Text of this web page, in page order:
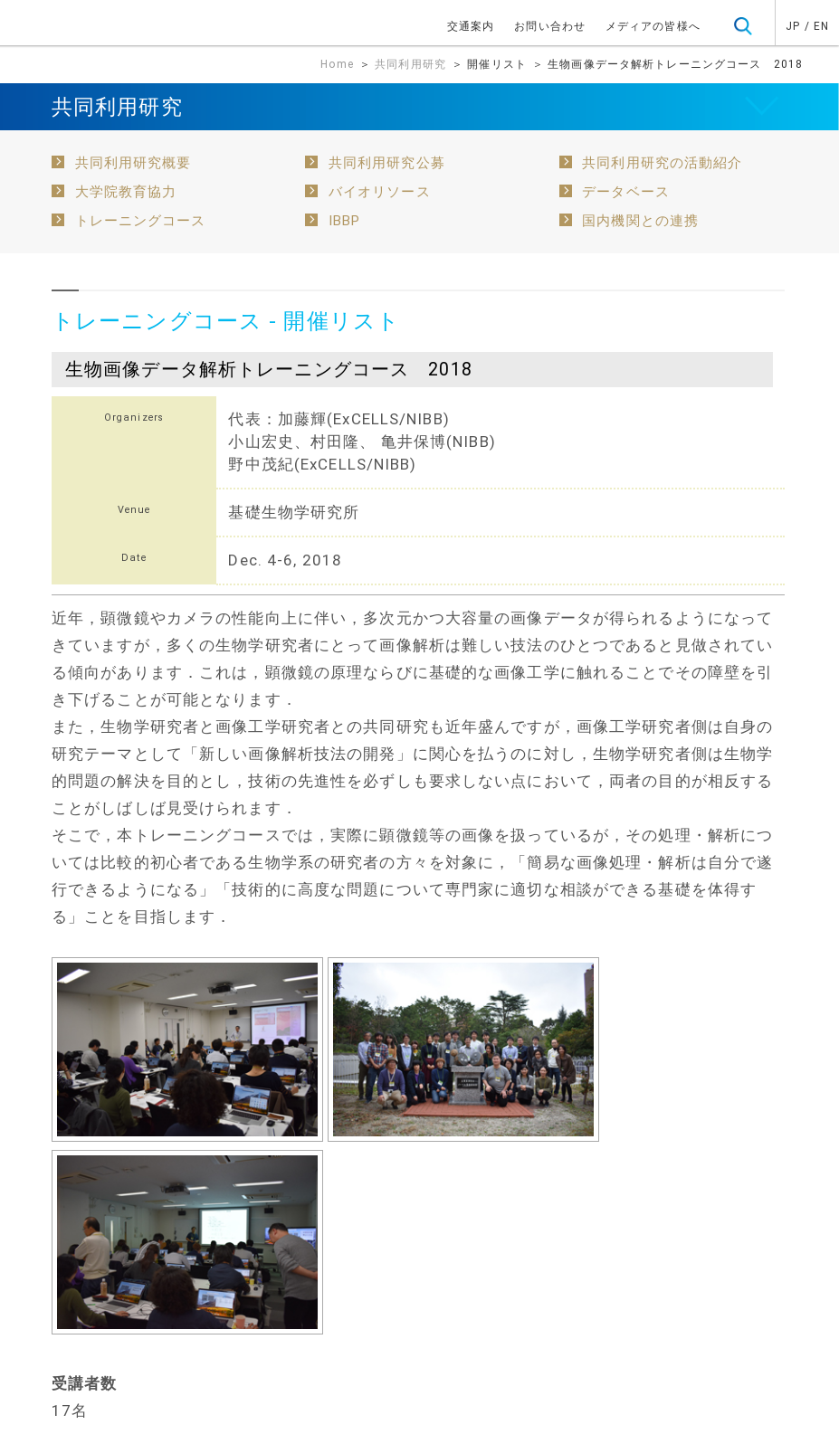
交通案内 お問い合わせ メディアの皆様へ JP / EN
Home ＞共同利用研究 ＞ 開催リスト ＞ 生物画像データ解析トレーニングコース 2018
共同利用研究
共同利用研究概要 共同利用研究公募
共同利用研究の活動紹介
大学院教育協力
バイオリソース
データベース
トレーニングコース
IBBP 国内機関との連携
トレーニングコース - 開催リスト
生物画像データ解析トレーニングコース 2018
Organizers
代表：加藤輝(ExCELLS/NIBB)
小山宏史、村田隆、 亀井保博(NIBB)
野中茂紀(ExCELLS/NIBB)
Venue 基礎生物学研究所
Date Dec. 4-6, 2018
近年，顕微鏡やカメラの性能向上に伴い，多次元かつ大容量の画像データが得られるようになって
きていますが，多くの生物学研究者にとって画像解析は難しい技法のひとつであると見做されてい
る傾向があります．これは，顕微鏡の原理ならびに基礎的な画像工学に触れることでその障壁を引
き下げることが可能となります．
また，生物学研究者と画像工学研究者との共同研究も近年盛んですが，画像工学研究者側は自身の
研究テーマとして「新しい画像解析技法の開発」に関心を払うのに対し，生物学研究者側は生物学
的問題の解決を目的とし，技術の先進性を必ずしも要求しない点において，両者の目的が相反する
ことがしばしば見受けられます．
そこで，本トレーニングコースでは，実際に顕微鏡等の画像を扱っているが，その処理・解析につ
いては比較的初心者である生物学系の研究者の方々を対象に，「簡易な画像処理・解析は自分で遂
行できるようになる」「技術的に高度な問題について専門家に適切な相談ができる基礎を体得す
る」ことを目指します．
受講者数
17名